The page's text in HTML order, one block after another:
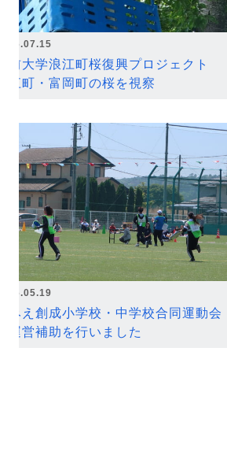
2026.07.15
弘前大学浪江町桜復興プロジェクト
浪江町・富岡町の桜を視察
2026.05.19
なみえ創成小学校・中学校合同運動会
の運営補助を行いました